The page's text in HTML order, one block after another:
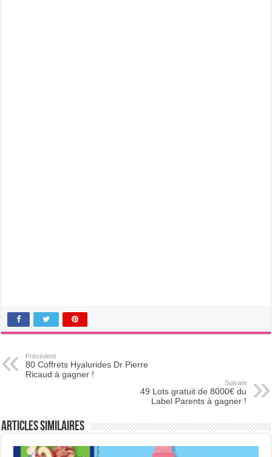
Précédent
80 Coffrets Hyalurides Dr Pierre
Ricaud à gagner !
Suivant
49 Lots gratuit de 8000€ du
Label Parents à gagner !
Articles Similaires